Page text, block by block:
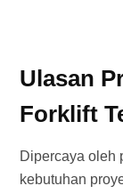
Ulasan
Forklift
Dipercaya oleh
kebutuhan